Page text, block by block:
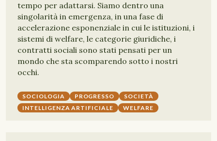
tempo per adattarsi. Siamo dentro una
singolarità in emergenza, in una fase di
accelerazione esponenziale in cui le istituzioni, i
sistemi di welfare, le categorie giuridiche, i
contratti sociali sono stati pensati per un
mondo che sta scomparendo sotto i nostri
occhi.
SOCIOLOGIA PROGRESSO
SOCIETÀ
INTELLIGENZA ARTIFICIALE
WELFARE